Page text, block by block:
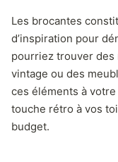
Les brocantes
d’inspiration pour
pourriez trouver des
vintage ou des
ces éléments à
touche rétro à vos
budget.